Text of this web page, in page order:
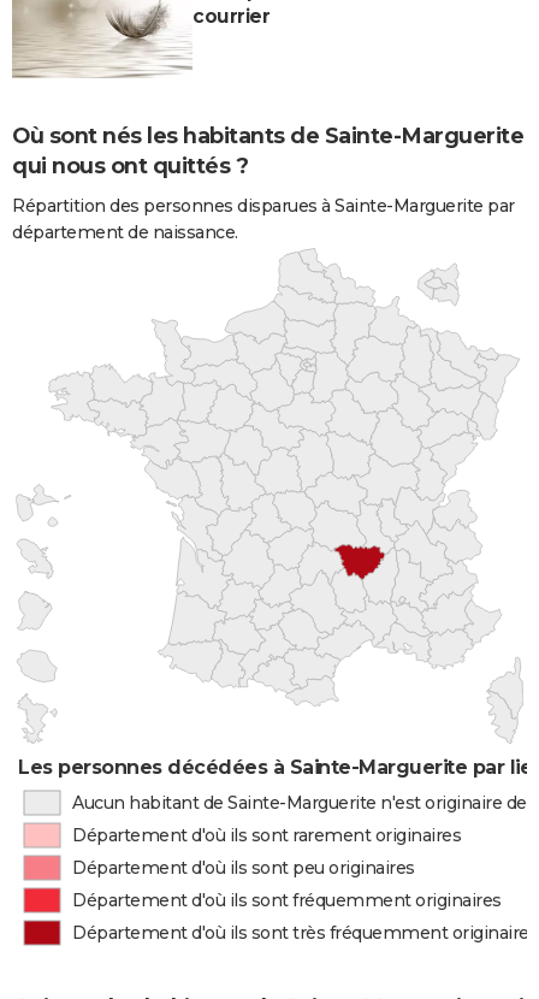
courrier
Où sont nés les habitants de Sainte-Marguerite
qui nous ont quittés ?
Répartition des personnes disparues à Sainte-Marguerite par
département de naissance.
Les personnes décédées à Sainte-Marguerite par
Aucun habitant de Sainte-Marguerite n'est originaire de
Département d'où ils sont rarement originaires
Département d'où ils sont peu originaires
Département d'où ils sont fréquemment originaires
Département d'où ils sont très fréquemment originaires